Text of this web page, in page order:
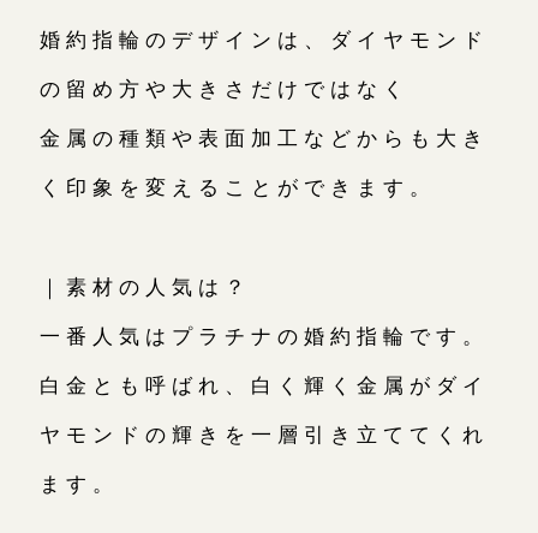
婚約指輪のデザインは、ダイヤモンド
の留め方や大きさだけではなく
金属の種類や表面加工などからも大き
く印象を変えることができます。
｜素材の人気は？
一番人気はプラチナの婚約指輪です。
白金とも呼ばれ、白く輝く金属がダイ
ヤモンドの輝きを一層引き立ててくれ
ます。